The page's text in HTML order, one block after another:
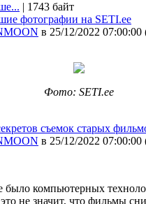
| 1743 байт
фотографии на SETI.ee
в 25/12/2022 07:00:00
Фото: SETI.ee
съемок старых
в 25/12/2022 07:00:00
было компьютерных
не значит, что фильмы